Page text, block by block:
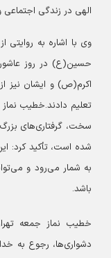
الهی در زندگی اجتماعی
وی با اشاره به روایتی
حسین(ع) در روز
اکرم(ص) و ایشان نیز
تعلیم دادند.خطیب نماز
سخت، گرفتاری‌های
شده است، تأکید کرد:
به شمار می‌رود و
باشد.
خطیب نماز جمعه
دشواری‌ها، رجوع به